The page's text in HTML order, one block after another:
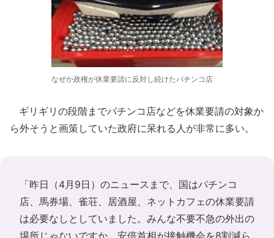
なぜか政権が休業要請に反対し続けたパチンコ店
ギリギリの段階までパチンコ店などを休業要請の対象か
ら外そうと画策していた政府に呆れる人が非常に多い。
「昨日（4月9日）のニュースまで、国はパチンコ
店、馬券場、雀荘、居酒屋、ネットカフェの休業要請
は必要なしとしていました。みんな不要不急の外出の
場所じゃないですか。安倍首相が接触機会を8割減ら